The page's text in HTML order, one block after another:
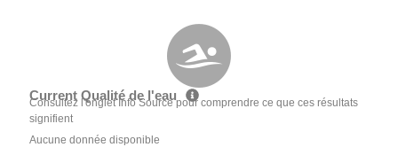
Current Qualité de l'eau
Consultez l'onglet Info Source pour comprendre ce que ces résultats
signifient
Aucune donnée disponible